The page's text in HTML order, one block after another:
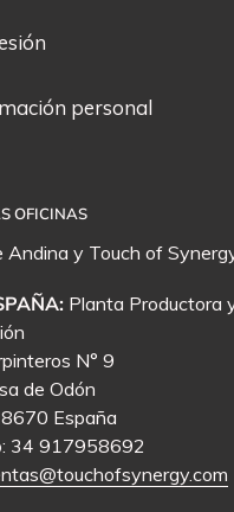
personal
OFICINAS
Andina y Touch of
Planta Productora
N° 9
de Odón
España
34 917958692